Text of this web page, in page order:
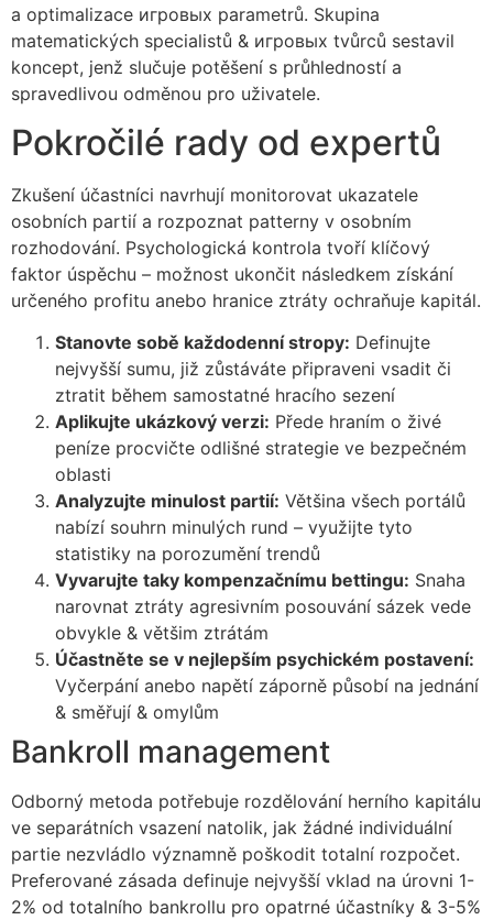
a optimalizace игровых parametrů. Skupina
matematických specialistů & игровых tvůrců sestavil
koncept, jenž slučuje potěšení s průhledností a
spravedlivou odměnou pro uživatele.
Pokročilé rady od expertů
Zkušení účastníci navrhují monitorovat ukazatele
osobních partií a rozpoznat patterny v osobním
rozhodování. Psychologická kontrola tvoří klíčový
faktor úspěchu – možnost ukončit následkem získání
určeného profitu anebo hranice ztráty ochraňuje kapitál.
Stanovte sobě každodenní stropy: Definujte
nejvyšší sumu, již zůstáváte připraveni vsadit či
ztratit během samostatné hracího sezení
Aplikujte ukázkový verzi: Přede hraním o živé
peníze procvičte odlišné strategie ve bezpečném
oblasti
Analyzujte minulost partií: Většina všech portálů
nabízí souhrn minulých rund – využijte tyto
statistiky na porozumění trendů
Vyvarujte taky kompenzačnímu bettingu: Snaha
narovnat ztráty agresivním posouvání sázek vede
obvykle & většim ztrátám
Účastněte se v nejlepším psychickém postavení:
Vyčerpání anebo napětí záporně působí na jednání
& směřují & omylům
Bankroll management
Odborný metoda potřebuje rozdělování herního kapitálu
ve separátních vsazení natolik, jak žádné individuální
partie nezvládlo významně poškodit totalní rozpočet.
Preferované zásada definuje nejvyšší vklad na úrovni 1-
2% od totalního bankrollu pro opatrné účastníky & 3-5%